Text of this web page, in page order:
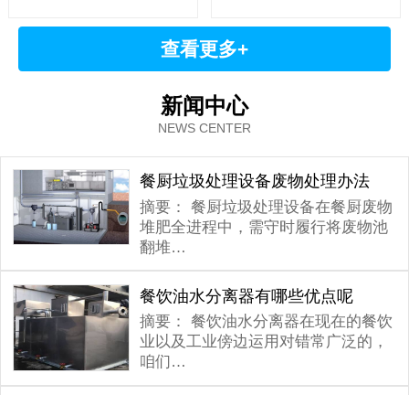
查看更多+
新闻中心
NEWS CENTER
餐厨垃圾处理设备废物处理办法
摘要：
餐厨垃圾处理设备在餐厨废物
堆肥全进程中，需守时履行将废物池
翻堆…
餐饮油水分离器有哪些优点呢
摘要：
餐饮油水分离器在现在的餐饮
业以及工业傍边运用对错常广泛的，
咱们…